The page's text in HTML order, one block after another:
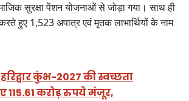
सुरक्षा पेंशन योजनाओं से जोड़ा गया। साथ ही
करते हुए 1,523 अपात्र एवं मृतक लाभार्थियों के नाम
हरिद्वार कुंभ-2027 की स्वच्छता
115.61 करोड़ रुपये मंजूर,